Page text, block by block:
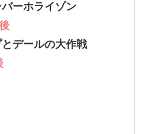
バーホライゾン
とデールの大作戦